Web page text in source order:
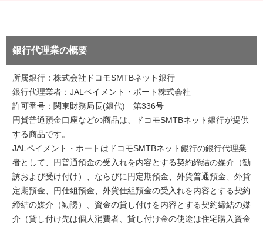
銀行代理業の概要
所属銀行：株式会社ドコモSMTBネット銀行
銀行代理業者：JALペイメント・ポート株式会社
許可番号：関東財務局長(銀代) 第336号
円貨普通預金口座などの商品は、ドコモSMTBネット銀行が提供
する商品です。
JALペイメント・ポートはドコモSMTBネット銀行の銀行代理業
者として、円普通預金の受入れを内容とする契約締結の媒介（勧
誘および受け付け）、ならびに円定期預金、外貨普通預金、外貨
定期預金、円仕組預金、外貨仕組預金の受入れを内容とする契約
締結の媒介（勧誘）、資金の貸し付けを内容とする契約締結の媒
介（貸し付け先は個人消費者、貸し付け金の使途は住宅購入資金